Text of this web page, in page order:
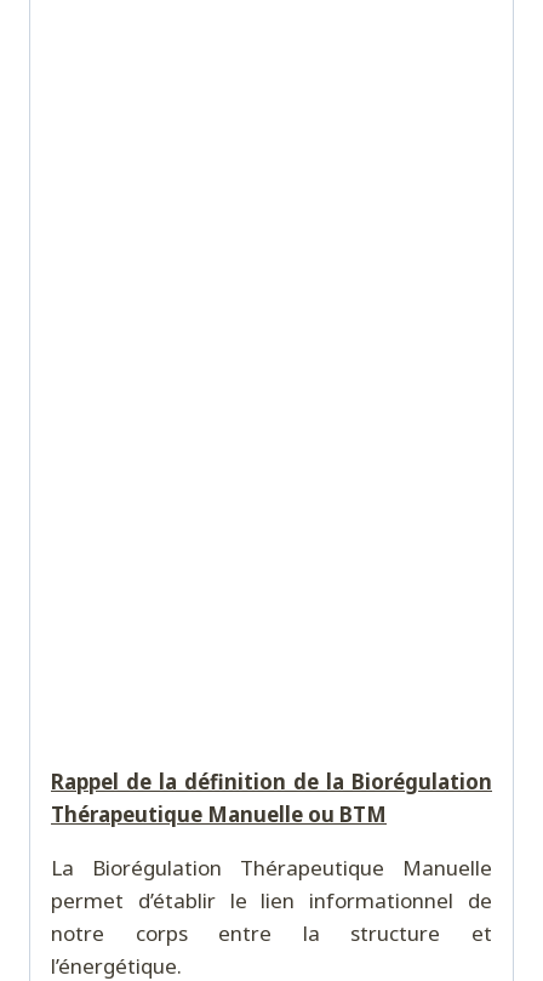
Rappel de la définition de la Biorégulation
Thérapeutique Manuelle ou BTM
La Biorégulation Thérapeutique Manuelle
permet d’établir le lien informationnel de
notre corps entre la structure et
l’énergétique.